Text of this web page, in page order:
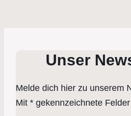
Unser
Melde dich hier zu unserem
Mit * gekennzeichnete